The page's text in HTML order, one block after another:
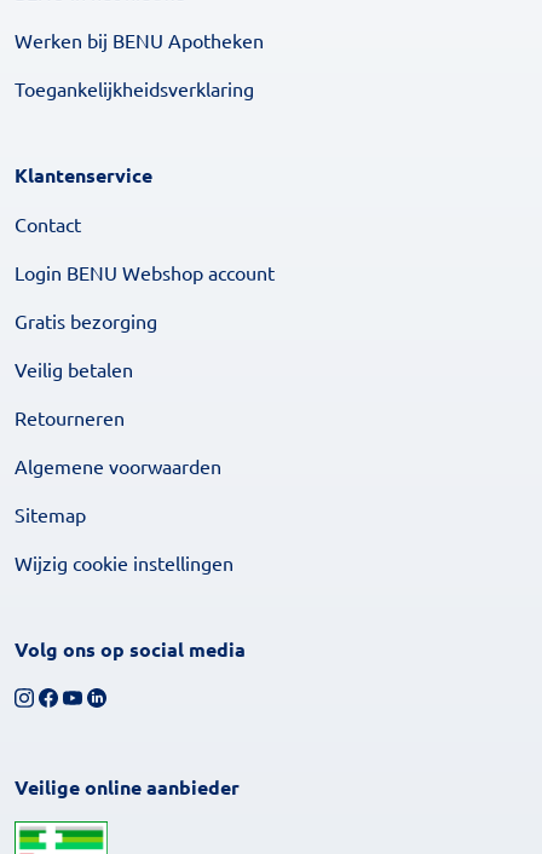
Werken bij BENU Apotheken
Toegankelijkheidsverklaring
Klantenservice
Contact
Login BENU Webshop account
Gratis bezorging
Veilig betalen
Retourneren
Algemene voorwaarden
Sitemap
Wijzig cookie instellingen
Volg ons op social media
Volg ons op Instagram
Volg ons op Facebook
Bekijk ons YouTube-kanaal
Volg ons op LinkedIn
Veilige online aanbieder